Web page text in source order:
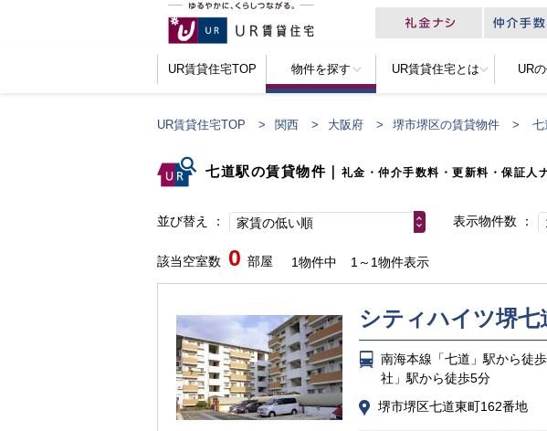
UR賃貸住宅TOP 物件を探す UR賃貸住宅とは UR
UR賃貸住宅TOP 関西 大阪府 堺市堺区の賃貸物件 七
七道駅の賃貸物件 ｜ 礼金・仲介手数料・更新料・保証人
並び替え 家賃の低い順 表示物件数
該当空室数 0 部屋 1物件中 1～1物件表示
シティハイツ堺七
南海本線「七道」駅から徒
社」駅から徒歩5分
堺市堺区七道東町162番地